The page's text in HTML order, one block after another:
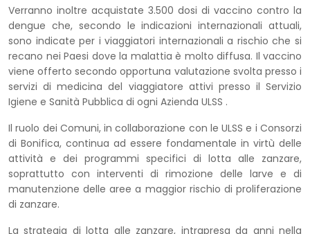
Verranno inoltre acquistate 3.500 dosi di vaccino contro la
dengue che, secondo le indicazioni internazionali attuali,
sono indicate per i viaggiatori internazionali a rischio che si
recano nei Paesi dove la malattia è molto diffusa. Il vaccino
viene offerto secondo opportuna valutazione svolta presso i
servizi di medicina del viaggiatore attivi presso il Servizio
Igiene e Sanità Pubblica di ogni Azienda ULSS .
Il ruolo dei Comuni, in collaborazione con le ULSS e i Consorzi
di Bonifica, continua ad essere fondamentale in virtù delle
attività e dei programmi specifici di lotta alle zanzare,
soprattutto con interventi di rimozione delle larve e di
manutenzione delle aree a maggior rischio di proliferazione
di zanzare.
La strategia di lotta alle zanzare, intrapresa da anni nella